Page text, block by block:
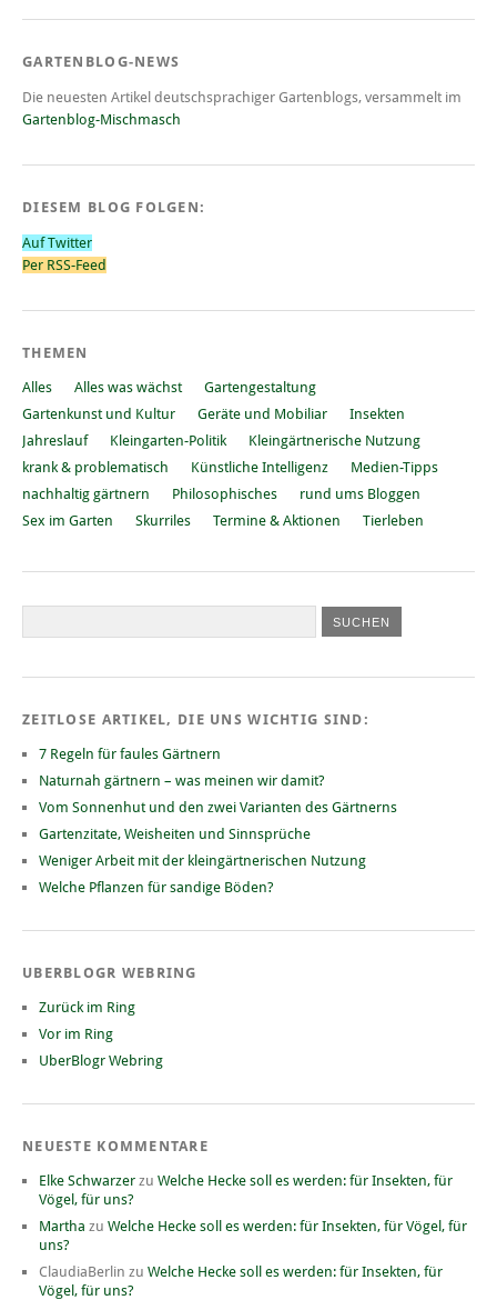
GARTENBLOG-NEWS
Die neuesten Artikel deutschsprachiger Gartenblogs, versammelt im
Gartenblog-Mischmasch
DIESEM BLOG FOLGEN:
Auf Twitter
Per RSS-Feed
THEMEN
Alles Alles was wächst
Gartengestaltung
Gartenkunst und Kultur
Geräte und Mobiliar
Insekten
Jahreslauf
Kleingarten-Politik
Kleingärtnerische Nutzung
krank & problematisch
Künstliche Intelligenz
Medien-Tipps
nachhaltig gärtnern
Philosophisches
rund ums Bloggen
Sex im Garten
Skurriles Termine & Aktionen Tierleben
ZEITLOSE ARTIKEL, DIE UNS WICHTIG SIND:
7 Regeln für faules Gärtnern
Naturnah gärtnern – was meinen wir damit?
Vom Sonnenhut und den zwei Varianten des Gärtnerns
Gartenzitate, Weisheiten und Sinnsprüche
Weniger Arbeit mit der kleingärtnerischen Nutzung
Welche Pflanzen für sandige Böden?
UBERBLOGR WEBRING
Zurück im Ring
Vor im Ring
UberBlogr Webring
NEUESTE KOMMENTARE
Elke Schwarzer zu Welche Hecke soll es werden: für Insekten, für
Vögel, für uns?
Martha zu Welche Hecke soll es werden: für Insekten, für Vögel, für
uns?
ClaudiaBerlin zu Welche Hecke soll es werden: für Insekten, für
Vögel, für uns?